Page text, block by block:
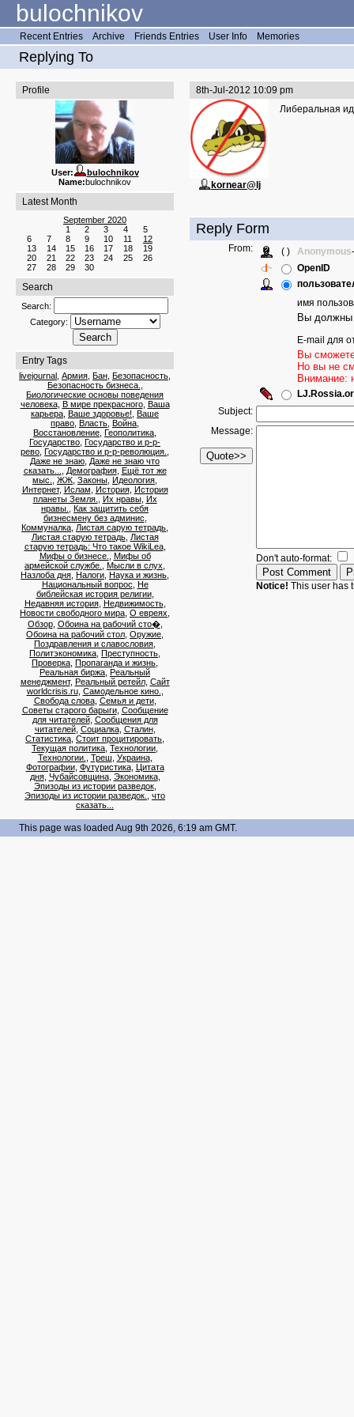
bulochnikov
Recent Entries Archive Friends Entries User Info Memories
Replying To
Profile
User:
bulochnikov
Name:bulochnikov
Latest Month
September 2020
1
2 3 4
5
6
7 8 9 10 11
12
13
14 15 16 17 18
19
20
21 22 23 24 25
26
27
28 29 30
Search
Search:
Category:
Entry Tags
livejournal Армия Бан Безопасность
Безопасность бизнеса.
Биологические основы поведения
человека, В мире прекрасного, Ваша
карьера Ваше здоровье! Ваше
право Власть Война
Восстановление Геополитика
Государство Государство и р-р-
рево Государство и р-р-революция.
Даже не знаю Даже не знаю что
сказать...
Демография, Ещё тот же
мыс.
ЖЖ Законы Идеология
Интернет, Ислам История, История
планеты Земля.
Их нравы, Их
нравы.
Как защитить себя
бизнесмену без админис
Коммуналка Листая сарую тетрадь
Листая старую тетрадь, Листая
старую тетрадь: Что такое WikiLea,
Мифы о бизнесе.
Мифы об
армейской службе.
Мысли в слух
Назлоба дня Налоги Наука и жизнь
Национальный вопрос Не
библейская история религии,
Недавняя история, Недвижимость,
Новости свободного мира О евреях
Обзор, Обоина на рабочий сто�,
Обоина на рабочий стол Оружие
Поздравления и славословия
Политэкономика Преступность
Проверка Пропаганда и жизнь
Реальная биржа Реальный
менеджмент, Реальный ретейл, Сайт
worldcrisis.ru, Самодельное кино.
Свобода слова, Семья и дети,
Советы старого барыги, Сообщение
для читателей, Сообщения для
читателей, Социалка, Сталин,
Статистика Стоит процитировать
Текущая политика Технологии
Технологии.
Треш Украина,
Фотографии, Футуристика, Цитата
дня, Чубайсовщина, Экономика,
Эпизоды из истории разведок,
Эпизоды из истории разведок.
что
сказать...
8th-Jul-2012 10:09 pm
kornear@lj
Либеральная
Reply Form
From: ( ) Anonymous
OpenID
имя
Вы должны
E-mail для
Вы
Но вы не
Внимание:
Subject:
Message:
Don't auto-format:
Notice! This user has
This page was loaded Aug 9th 2026, 6:19 am GMT.